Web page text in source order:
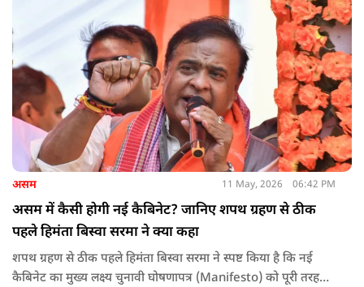
असम 11 May, 2026 06:42 PM
असम में कैसी होगी नई कैबिनेट? जानिए शपथ ग्रहण से ठीक
पहले हिमंता बिस्वा सरमा ने क्या कहा
शपथ ग्रहण से ठीक पहले हिमंता बिस्वा सरमा ने स्पष्ट किया है कि नई
कैबिनेट का मुख्य लक्ष्य चुनावी घोषणापत्र (Manifesto) को पूरी तरह